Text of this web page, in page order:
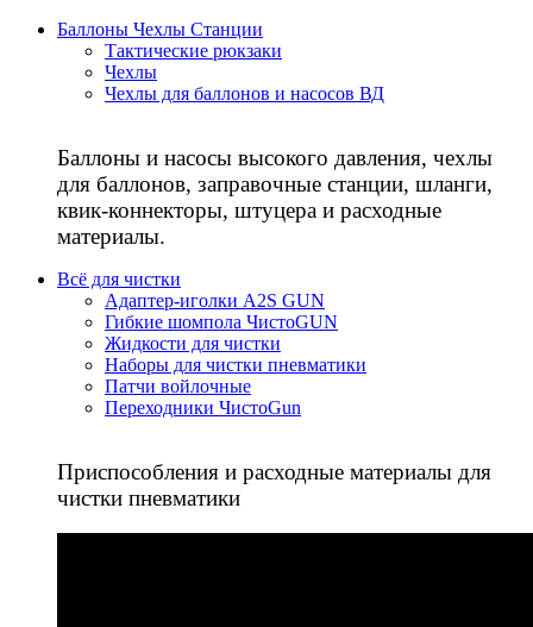
Баллоны Чехлы Станции
Тактические рюкзаки
Чехлы
Чехлы для баллонов и насосов ВД
Баллоны и насосы высокого давления, чехлы
для баллонов, заправочные станции, шланги,
квик-коннекторы, штуцера и расходные
материалы.
Всё для чистки
Адаптер-иголки A2S GUN
Гибкие шомпола ЧистоGUN
Жидкости для чистки
Наборы для чистки пневматики
Патчи войлочные
Переходники ЧистоGun
Приспособления и расходные материалы для
чистки пневматики